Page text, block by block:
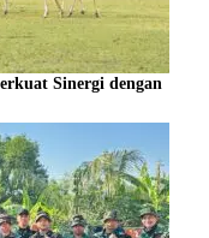
Sinergi dengan